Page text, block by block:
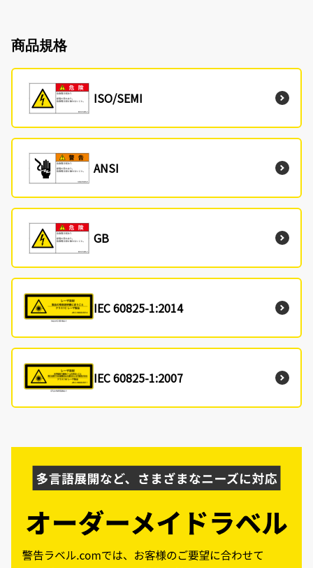
商品規格
ISO/SEMI
ANSI
GB
IEC 60825-1:2014
IEC 60825-1:2007